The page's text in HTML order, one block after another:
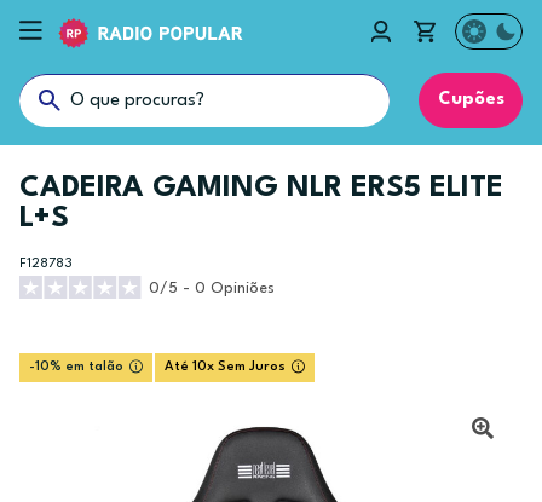
Cupões
CADEIRA GAMING NLR ERS5 ELITE
L+S
F128783
0/5 - 0 Opiniões
-10% em talão Até 10x Sem Juros